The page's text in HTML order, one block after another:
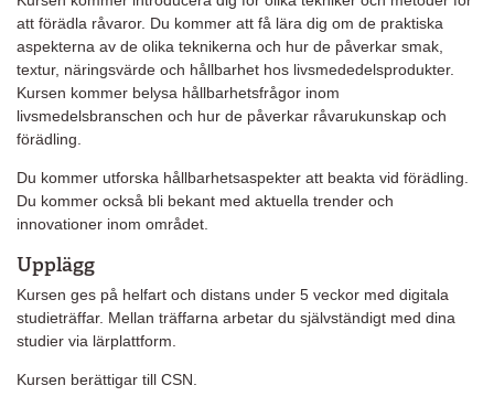
att förädla råvaror. Du kommer att få lära dig om de praktiska
aspekterna av de olika teknikerna och hur de påverkar smak,
textur, näringsvärde och hållbarhet hos livsmededelsprodukter.
Kursen kommer belysa hållbarhetsfrågor inom
livsmedelsbranschen och hur de påverkar råvarukunskap och
förädling.
Du kommer utforska hållbarhetsaspekter att beakta vid förädling.
Du kommer också bli bekant med aktuella trender och
innovationer inom området.
Upplägg
Kursen ges på helfart och distans under 5 veckor med digitala
studieträffar. Mellan träffarna arbetar du självständigt med dina
studier via lärplattform.
Kursen berättigar till CSN.